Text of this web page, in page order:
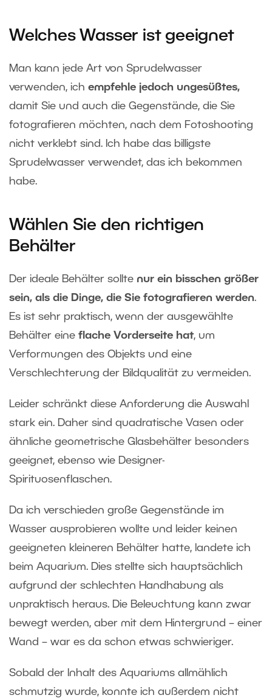
Welches Wasser ist geeignet
Man kann jede Art von Sprudelwasser
verwenden, ich empfehle jedoch ungesüßtes,
damit Sie und auch die Gegenstände, die Sie
fotografieren möchten, nach dem Fotoshooting
nicht verklebt sind. Ich habe das billigste
Sprudelwasser verwendet, das ich bekommen
habe.
Wählen Sie den richtigen
Behälter
Der ideale Behälter sollte nur ein bisschen größer
sein, als die Dinge, die Sie fotografieren werden.
Es ist sehr praktisch, wenn der ausgewählte
Behälter eine flache Vorderseite hat, um
Verformungen des Objekts und eine
Verschlechterung der Bildqualität zu vermeiden.
Leider schränkt diese Anforderung die Auswahl
stark ein. Daher sind quadratische Vasen oder
ähnliche geometrische Glasbehälter besonders
geeignet, ebenso wie Designer-
Spirituosenflaschen.
Da ich verschieden große Gegenstände im
Wasser ausprobieren wollte und leider keinen
geeigneten kleineren Behälter hatte, landete ich
beim Aquarium. Dies stellte sich hauptsächlich
aufgrund der schlechten Handhabung als
unpraktisch heraus. Die Beleuchtung kann zwar
bewegt werden, aber mit dem Hintergrund – einer
Wand – war es da schon etwas schwieriger.
Sobald der Inhalt des Aquariums allmählich
schmutzig wurde, konnte ich außerdem nicht